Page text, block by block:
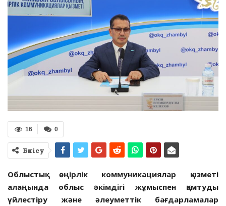
0
16
Бөлісу
Облыстық өңірлік коммуникациялар қызметі
алаңында облыс әкімдігі жұмыспен қамтуды
үйлестіру және әлеуметтік бағдарламалар